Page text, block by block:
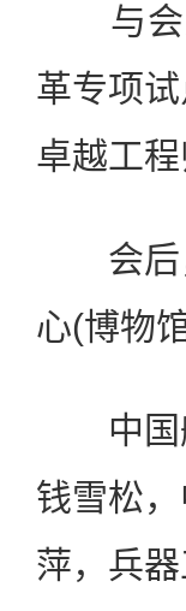
与会人
革专项
卓越工
会后，
心(博物馆
中国航
钱雪松
萍，兵